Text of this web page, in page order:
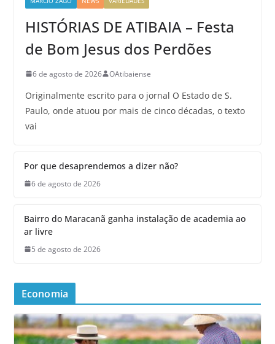
HISTÓRIAS DE ATIBAIA – Festa
de Bom Jesus dos Perdões
6 de agosto de 2026 OAtibaiense
Originalmente escrito para o jornal O Estado de S.
Paulo, onde atuou por mais de cinco décadas, o texto
vai
Por que desaprendemos a dizer não?
6 de agosto de 2026
Bairro do Maracanã ganha instalação de academia ao
ar livre
5 de agosto de 2026
Economia